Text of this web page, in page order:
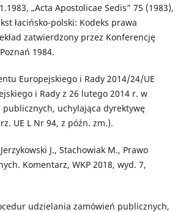
„Acta Apostolicae Sedis” 75 (1983),
łacińsko-polski: Kodeks prawa
zatwierdzony przez Konferencję
1984.
Europejskiego i Rady 2014/24/UE
i Rady z 26 lutego 2014 r. w
uchylająca dyrektywę
UE L Nr 94, z późn. zm.).
J., Stachowiak M., Prawo
Komentarz, WKP 2018, wyd. 7,
udzielania zamówień publicznych,